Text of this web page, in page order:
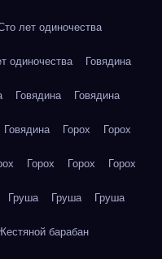
лет одиночества
одиночества Говядина
Говядина Говядина
Говядина Горох Горох
Горох Горох Горох
Груша Груша Груша
барабан